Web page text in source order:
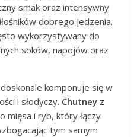
smak oraz intensywny
dobrego jedzenia.
wykorzystywany do
soków, napojów oraz
komponuje się w
i słodyczy. Chutney z
mięsa i ryb, który łączy
tym samym